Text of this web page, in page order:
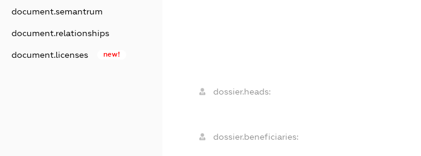
document.semantrum
document.relationships
document.licenses new!
dossier.heads:
dossier.beneficiaries: